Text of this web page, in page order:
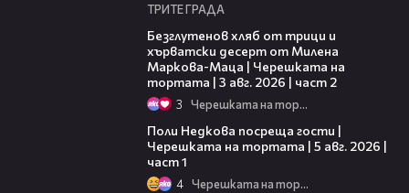
ТРИТЕ ГРАДА
Безглутенов хляб от трици и
хърватски десерт от Милена
Маркова-Маца | Черешката на
тортата | 3 авг. 2026 | част 2
3 Черешката на тортата
Поли Недкова посреща гости |
Черешката на тортата | 5 авг. 2026 |
част 1
4 Черешката на тортата